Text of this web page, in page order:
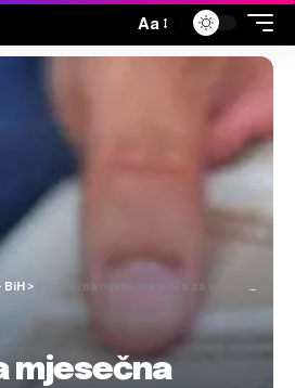
Aa
BiH > Prosječna mjesečna plaća za veljaču u FBiH 1315 KM, mnogo veća u odnosu na prošlu godinu
mjesečna